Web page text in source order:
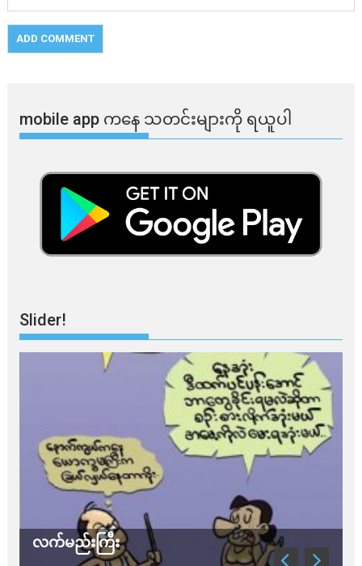
mobile app ​​ကနေ ​​သတင်းများကို ရယူပါ
Slider!
သတိ အိုမီခရွန်တဲ့